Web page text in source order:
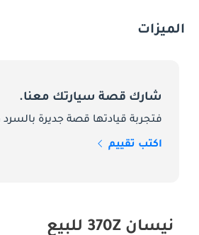
الميزات
شارك قصة سيارتك معنا.
فتجربة قيادتها قصة جديرة
اكتب تقييم
نيسان 370Z للبيع